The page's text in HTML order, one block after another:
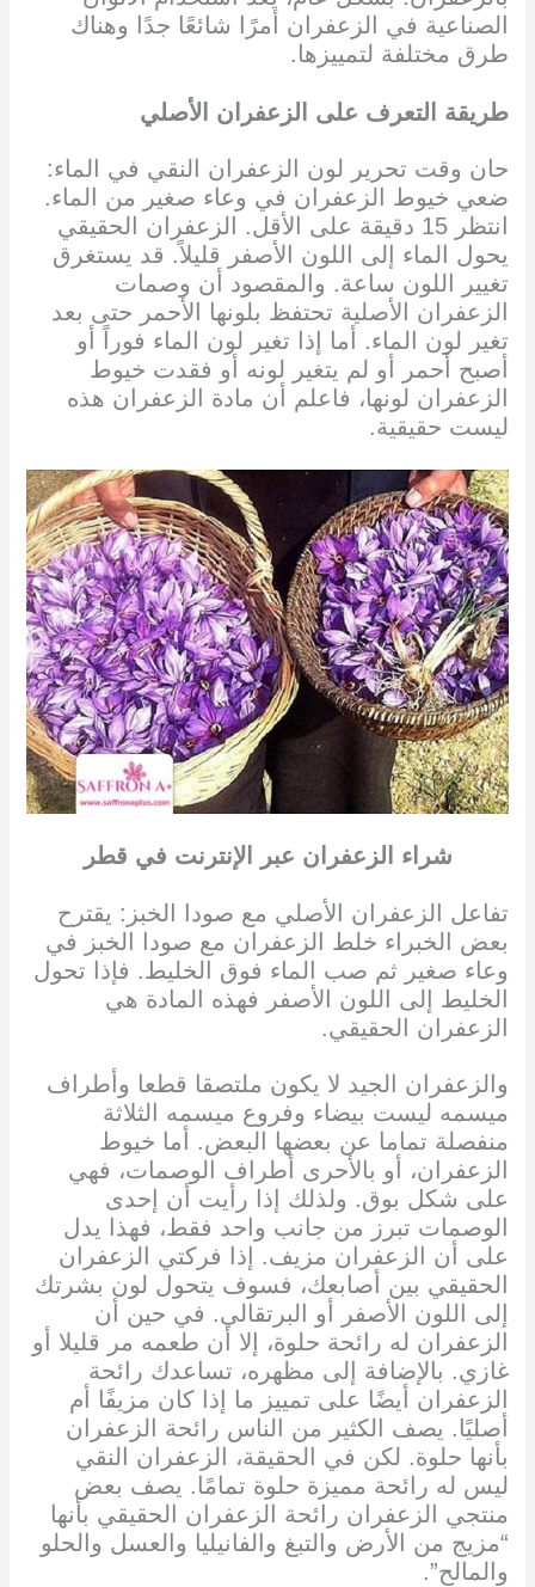
الصناعية في الزعفران أمرًا شائعًا جدًا وهناك
طرق مختلفة لتمييزها.
طريقة التعرف على الزعفران الأصلي
حان وقت تحرير لون الزعفران النقي في الماء:
ضعي خيوط الزعفران في وعاء صغير من الماء.
انتظر 15 دقيقة على الأقل. الزعفران الحقيقي
يحول الماء إلى اللون الأصفر قليلاً. قد يستغرق
تغيير اللون ساعة. والمقصود أن وصمات
الزعفران الأصلية تحتفظ بلونها الأحمر حتى بعد
تغير لون الماء. أما إذا تغير لون الماء فوراً أو
أصبح أحمر أو لم يتغير لونه أو فقدت خيوط
الزعفران لونها، فاعلم أن مادة الزعفران هذه
ليست حقيقية.
شراء الزعفران عبر الإنترنت في قطر
تفاعل الزعفران الأصلي مع صودا الخبز: يقترح
بعض الخبراء خلط الزعفران مع صودا الخبز في
وعاء صغير ثم صب الماء فوق الخليط. فإذا تحول
الخليط إلى اللون الأصفر فهذه المادة هي
الزعفران الحقيقي.
والزعفران الجيد لا يكون ملتصقا قطعا وأطراف
ميسمه ليست بيضاء وفروع ميسمه الثلاثة
منفصلة تماما عن بعضها البعض. أما خيوط
الزعفران، أو بالأحرى أطراف الوصمات، فهي
على شكل بوق. ولذلك إذا رأيت أن إحدى
الوصمات تبرز من جانب واحد فقط، فهذا يدل
على أن الزعفران مزيف. إذا فركتي الزعفران
الحقيقي بين أصابعك، فسوف يتحول لون بشرتك
إلى اللون الأصفر أو البرتقالي. في حين أن
الزعفران له رائحة حلوة، إلا أن طعمه مر قليلا أو
غازي. بالإضافة إلى مظهره، تساعدك رائحة
الزعفران أيضًا على تمييز ما إذا كان مزيفًا أم
أصليًا. يصف الكثير من الناس رائحة الزعفران
بأنها حلوة. لكن في الحقيقة، الزعفران النقي
ليس له رائحة مميزة حلوة تمامًا. يصف بعض
منتجي الزعفران رائحة الزعفران الحقيقي بأنها
“مزيج من الأرض والتبغ والفانيليا والعسل والحلو
والمالح”.